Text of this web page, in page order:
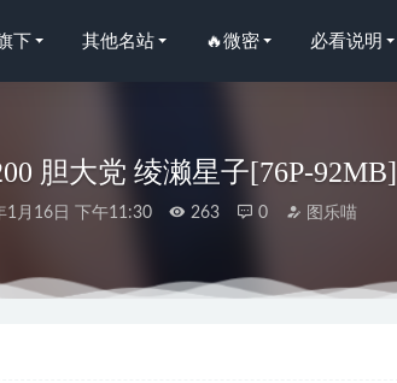
下 其他名站 🔥微密 必看说明
胆大党 绫濑星子[76P-92MB]
1月16日 下午11:30 263 0 图乐喵